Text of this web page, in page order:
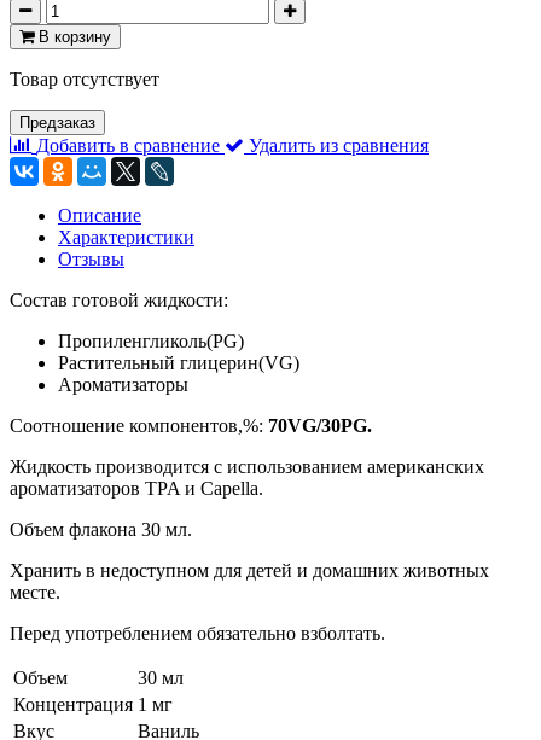
В корзину
Товар отсутствует
Предзаказ
Добавить в сравнение Удалить из сравнения
Описание
Характеристики
Отзывы
Состав готовой жидкости:
Пропиленгликоль(PG)
Растительный глицерин(VG)
Ароматизаторы
Соотношение компонентов,%: 70VG/30PG.
Жидкость производится с использованием американских
ароматизаторов TPA и Capella.
Объем флакона 30 мл.
Хранить в недоступном для детей и домашних животных
месте.
Перед употреблением обязательно взболтать.
Объем
30 мл
Концентрация 1 мг
Вкус
Ваниль